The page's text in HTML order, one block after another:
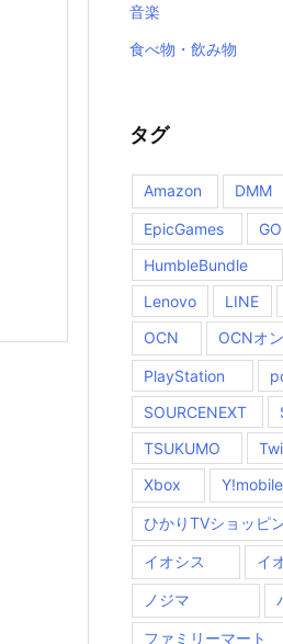
音楽
食べ物・飲み物
タグ
Amazon DMM
EpicGames
HumbleBundle
Lenovo
LINE
OCN
OCNオ
PlayStation
SOURCENEXT
TSUKUMO
Xbox
Y!mobile
ひかりTVショッピ
イオシス イ
ノジマ
ファミリーマート